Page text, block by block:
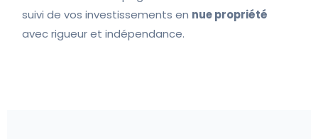
suivi de vos investissements en nue propriété
avec rigueur et indépendance.